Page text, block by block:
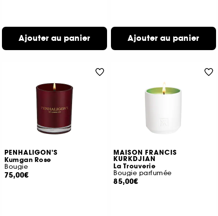
Ajouter au panier Ajouter au panier
PENHALIGON'S
Kumgan Rose
Bougie
75,00€
MAISON FRANCIS
KURKDJIAN
La Trouverie
Bougie parfumée
85,00€